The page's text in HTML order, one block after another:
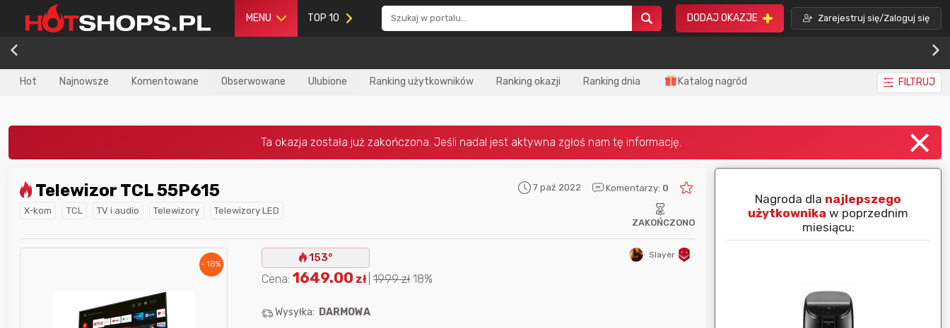
MENU TOP 10 DODAJ OKAZJE Zarejestruj się/Zaloguj się
Hot Najnowsze Komentowane Obserwowane Ulubione Ranking użytkowników Ranking okazji Ranking dnia Katalog nagród FILTRUJ
Telewizor TCL 55P615 7 paź 2022 Komentarzy: 0
X-kom TCL TV i audio Telewizory
Telewizory LED
ZAKOŃCZONO
- 18%
153° Slayer
Cena:1649.00 zł 1999zł 18%
Wysyłka: DARMOWA
najlepszego
w poprzednim
Nagroda dlanajlepszego
użytkownika
w tym miesiącu: w poprzednim miesiącu:
Nagroda dla najlepszego
użytkownika w poprzednim
miesiącu: